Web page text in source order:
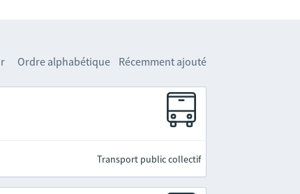
Ordre alphabétique Récemment ajouté
Transport public collectif